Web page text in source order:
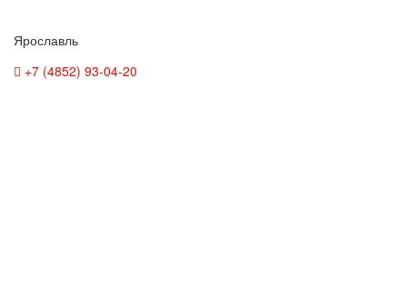
Ярославль
+7 (4852) 93-04-20